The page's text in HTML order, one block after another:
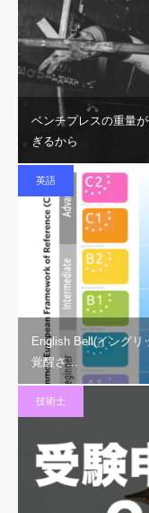
ベンチプレスの重量
ぎるから
英語
English Bell(イングリ
覚醒さ…
技術士